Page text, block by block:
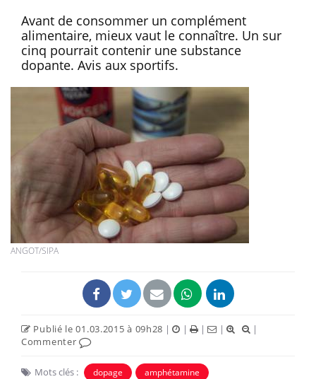
Avant de consommer un complément
alimentaire, mieux vaut le connaître. Un sur
cinq pourrait contenir une substance
dopante. Avis aux sportifs.
ANGOT/SIPA
Publié le 01.03.2015 à 09h28 | | | |
|
Commenter
Mots clés : dopage amphétamine